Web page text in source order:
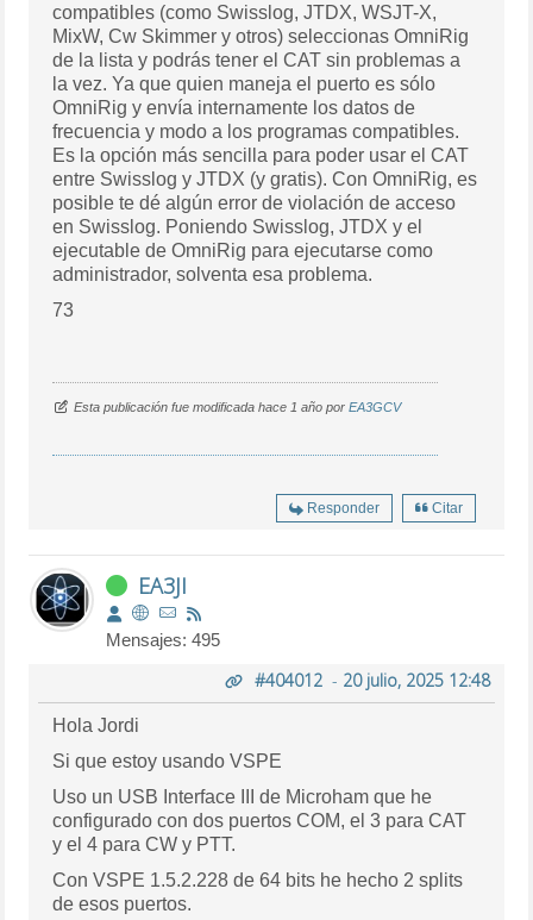
compatibles (como Swisslog, JTDX, WSJT-X,
MixW, Cw Skimmer y otros) seleccionas OmniRig
de la lista y podrás tener el CAT sin problemas a
la vez. Ya que quien maneja el puerto es sólo
OmniRig y envía internamente los datos de
frecuencia y modo a los programas compatibles.
Es la opción más sencilla para poder usar el CAT
entre Swisslog y JTDX (y gratis). Con OmniRig, es
posible te dé algún error de violación de acceso
en Swisslog. Poniendo Swisslog, JTDX y el
ejecutable de OmniRig para ejecutarse como
administrador, solventa esa problema.
73
Esta publicación fue modificada hace 1 año porEA3GCV
Responder Citar
EA3JI
Mensajes: 495
#404012- 20 julio, 2025 12:48
Hola Jordi
Si que estoy usando VSPE
Uso un USB Interface III de Microham que he
configurado con dos puertos COM, el 3 para CAT
y el 4 para CW y PTT.
Con VSPE 1.5.2.228 de 64 bits he hecho 2 splits
de esos puertos.